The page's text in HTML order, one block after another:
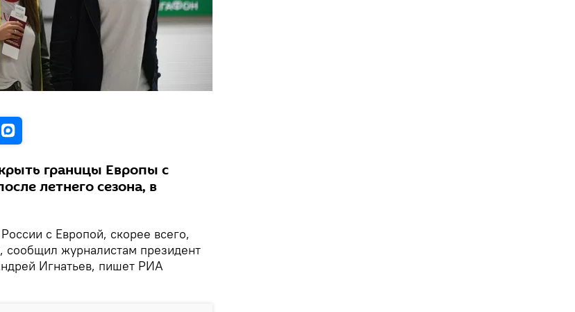
границы Европы с
летнего сезона, в
с Европой, скорее всего,
сообщил журналистам президент
Игнатьев, пишет РИА